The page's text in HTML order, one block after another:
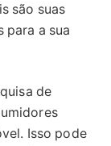
são suas
a sua
de
Isso pode